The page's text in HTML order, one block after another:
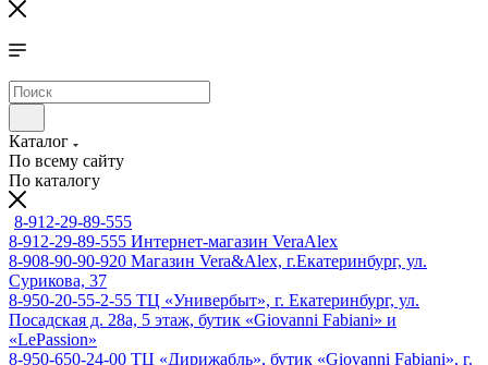
Каталог
По всему сайту
По каталогу
8-912-29-89-555
8-912-29-89-555 Интернет-магазин VeraAlex
8-908-90-90-920 Магазин Vera&Alex, г.Екатеринбург, ул.
Сурикова, 37
8-950-20-55-2-55 ТЦ «Универбыт», г. Екатеринбург, ул.
Посадская д. 28а, 5 этаж, бутик «Giovanni Fabiani» и
«LePassion»
8-950-650-24-00 ТЦ «Дирижабль», бутик «Giovanni Fabiani», г.